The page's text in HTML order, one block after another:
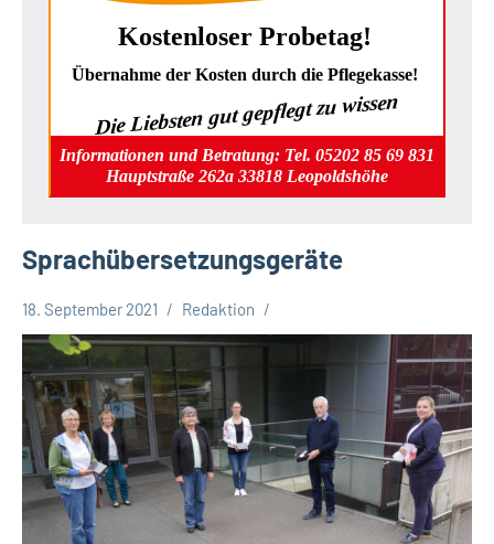
Kostenloser Probetag!
Übernahme der Kosten durch die Pflegekasse!
Die Liebsten gut gepflegt zu wissen
Informationen und Betratung: Tel. 05202 85 69 831
Hauptstraße 262a 33818 Leopoldshöhe
Sprachübersetzungsgeräte
Lippe
Lippische
Gesellschaft
18. September 2021 Redaktion